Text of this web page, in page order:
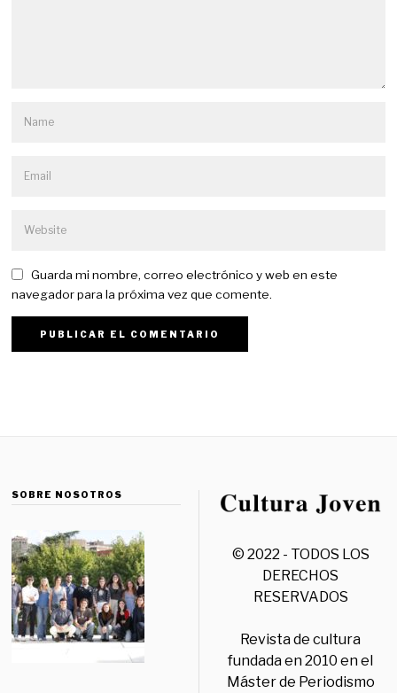
Guarda mi nombre, correo electrónico y web en este
navegador para la próxima vez que comente.
SOBRE NOSOTROS
© 2022 - TODOS LOS
DERECHOS
RESERVADOS
Revista de cultura
fundada en 2010 en el
Máster de Periodismo